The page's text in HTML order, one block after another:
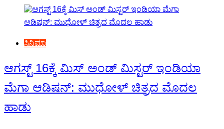
ಸಿನಿಮಾ
ಆಗಸ್ಟ್ 16ಕ್ಕೆ ಮಿಸ್ ಅಂಡ್ ಮಿಸ್ಟರ್ ಇಂಡಿಯಾ
ಮೆಗಾ ಆಡಿಷನ್: ಮುಧೋಳ್ ಚಿತ್ರದ ಮೊದಲ
ಹಾಡು